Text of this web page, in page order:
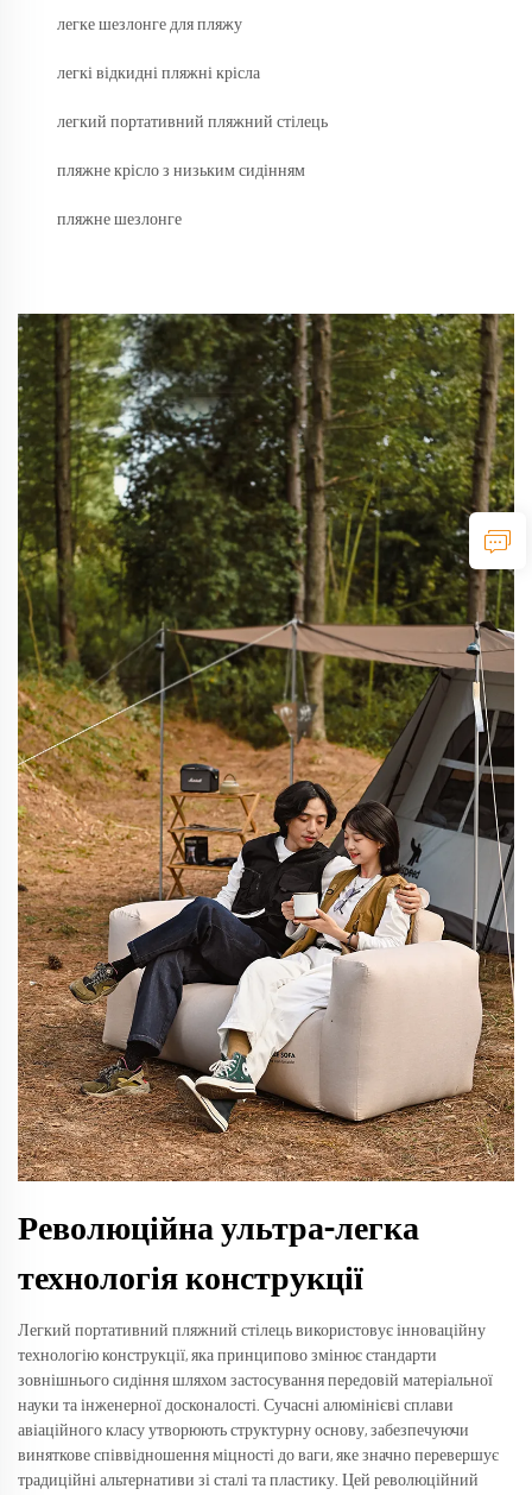
легке шезлонге для пляжу
легкі відкидні пляжні крісла
легкий портативний пляжний стілець
пляжне крісло з низьким сидінням
пляжне шезлонге
Революційна ультра-легка
технологія конструкції
Легкий портативний пляжний стілець використовує інноваційну
технологію конструкції, яка принципово змінює стандарти
зовнішнього сидіння шляхом застосування передовій матеріальної
науки та інженерної досконалості. Сучасні алюмінієві сплави
авіаційного класу утворюють структурну основу, забезпечуючи
виняткове співвідношення міцності до ваги, яке значно перевершує
традиційні альтернативи зі сталі та пластику. Цей революційний